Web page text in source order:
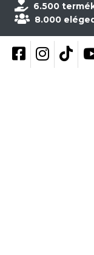
6.500
8.000
Kövess beKövess be